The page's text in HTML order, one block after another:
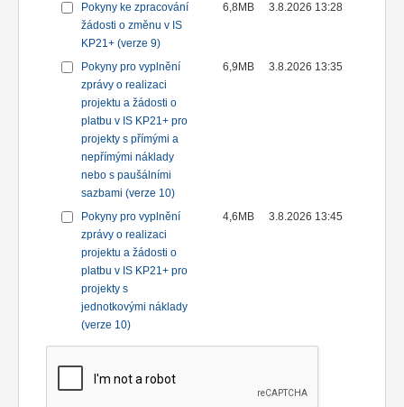
Pokyny ke zpracování
žádosti o změnu v IS
KP21+ (verze 9)
6,8MB 3.8.2026 13:28
Pokyny pro vyplnění
zprávy o realizaci
projektu a žádosti o
platbu v IS KP21+ pro
projekty s přímými a
nepřímými náklady
nebo s paušálními
sazbami (verze 10)
6,9MB 3.8.2026 13:35
Pokyny pro vyplnění
zprávy o realizaci
projektu a žádosti o
platbu v IS KP21+ pro
projekty s
jednotkovými náklady
(verze 10)
4,6MB 3.8.2026 13:45